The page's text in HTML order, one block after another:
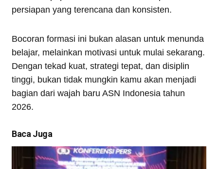
persiapan yang terencana dan konsisten.
Bocoran formasi ini bukan alasan untuk menunda
belajar, melainkan motivasi untuk mulai sekarang.
Dengan tekad kuat, strategi tepat, dan disiplin
tinggi, bukan tidak mungkin kamu akan menjadi
bagian dari wajah baru ASN Indonesia tahun
2026.
Baca Juga